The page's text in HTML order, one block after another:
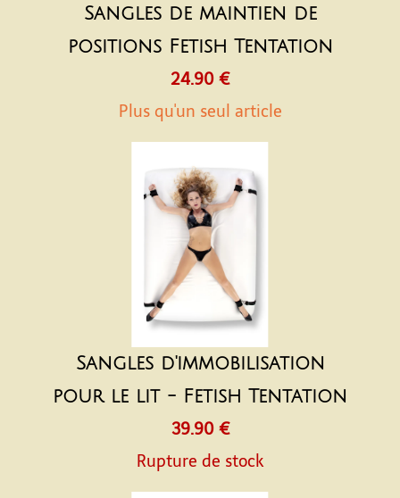
Sangles de maintien de
positions Fetish Tentation
24.90 €
Plus qu'un seul article
Sangles d'immobilisation
pour le lit - Fetish Tentation
39.90 €
Rupture de stock